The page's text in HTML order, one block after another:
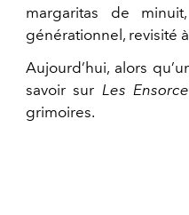
margaritas de
générationnel, revisité
Aujourd’hui, alors
savoir sur Les
grimoires.